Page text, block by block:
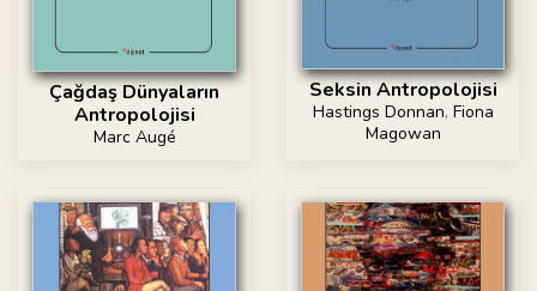
Çağdaş Dünyaların
Antropolojisi
Marc Augé
Seksin Antropolojisi
Hastings Donnan, Fiona
Magowan